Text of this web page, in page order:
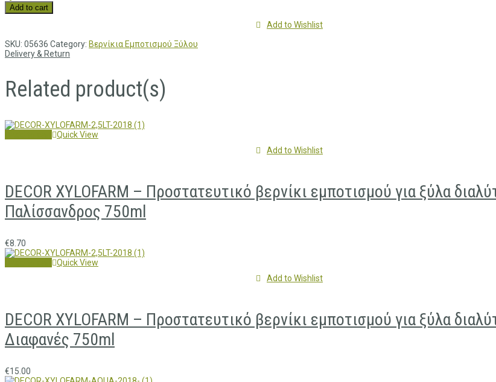
Add to cart
Add to Wishlist
SKU: 05636 Category: Βερνίκια Εμποτισμού Ξύλου
Delivery & Return
Related product(s)
Quick View
Add to Wishlist
DECOR XYLOFARM – Προστατευτικό βερνίκι εμποτισμού για ξύλα
Παλίσσανδρος 750ml
€8.70
Quick View
Add to Wishlist
DECOR XYLOFARM – Προστατευτικό βερνίκι εμποτισμού για ξύλα
Διαφανές 750ml
€15.00